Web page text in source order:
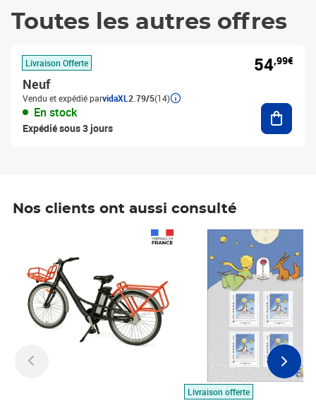
Toutes les autres offres
Livraison Offerte
Neuf
Vendu et expédié parvidaXL 2.79/5(14)
En stock
Expédié sous 3 jours
54,99€
Nos clients ont aussi consulté
Livraison offerte
Prix 7,50€